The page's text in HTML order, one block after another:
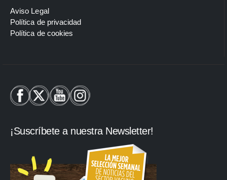
Aviso Legal
Política de privacidad
Política de cookies
¡Suscríbete a nuestra Newsletter!